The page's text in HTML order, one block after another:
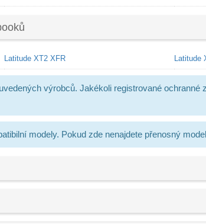
Latitude XT2 XFR Latitude
výrobců. Jakékoli registrované
modely. Pokud zde nenajdete přenosný